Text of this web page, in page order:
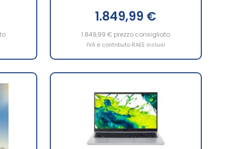
1.849,99 €
1.849,99 € prezzo consigliato
IVA e contributo RAEE inclusi